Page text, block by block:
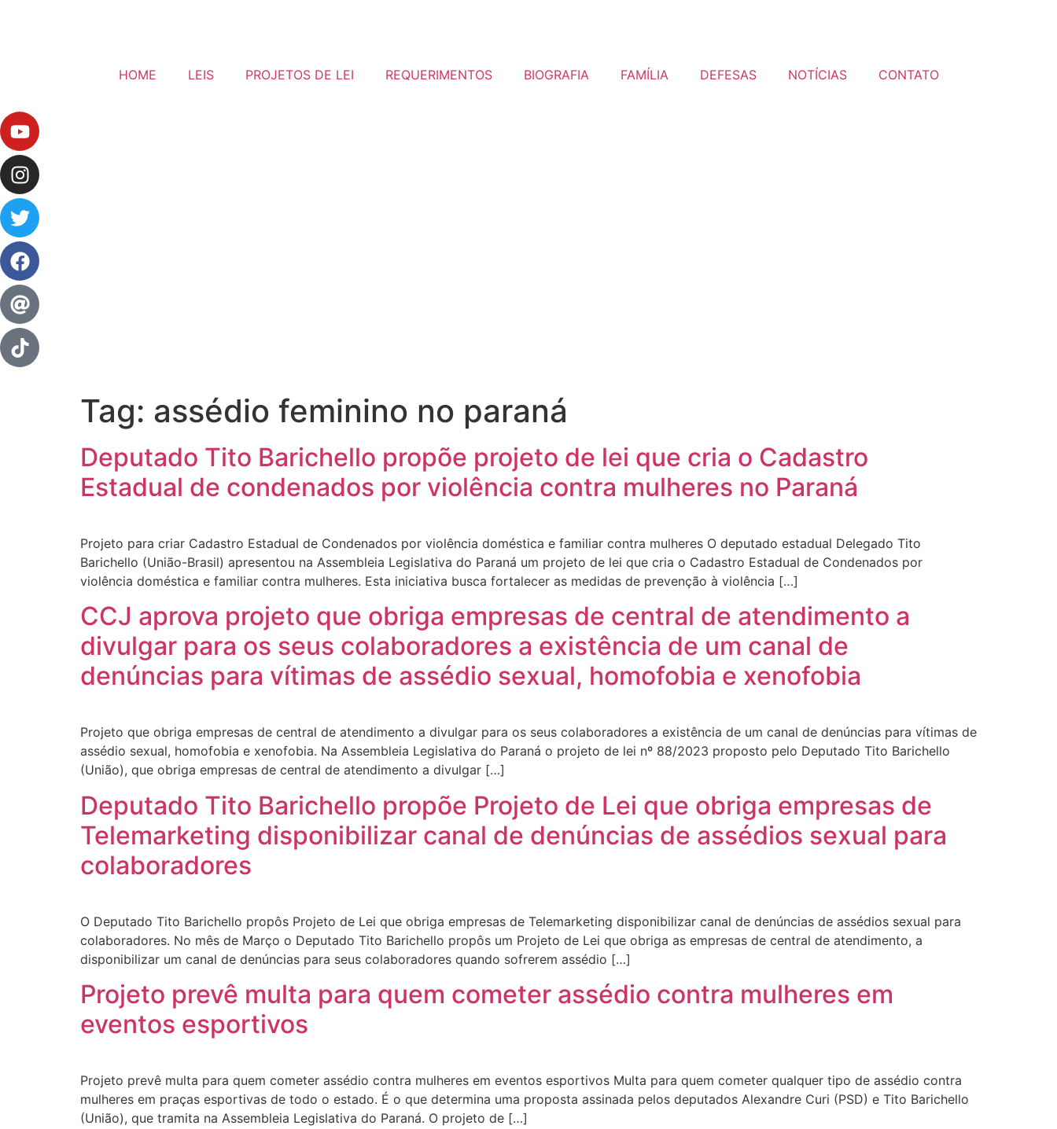
HOME LEIS PROJETOS DE LEI REQUERIMENTOS BIOGRAFIA FAMÍLIA DEFESAS NOTÍCIAS CONTATO
Tag: assédio feminino no paraná
Deputado Tito Barichello propõe projeto de lei que cria o Cadastro
Estadual de condenados por violência contra mulheres no Paraná
Projeto para criar Cadastro Estadual de Condenados por violência doméstica e familiar contra mulheres O deputado estadual Delegado Tito
Barichello (União-Brasil) apresentou na Assembleia Legislativa do Paraná um projeto de lei que cria o Cadastro Estadual de Condenados por
violência doméstica e familiar contra mulheres. Esta iniciativa busca fortalecer as medidas de prevenção à violência […]
CCJ aprova projeto que obriga empresas de central de atendimento a
divulgar para os seus colaboradores a existência de um canal de
denúncias para vítimas de assédio sexual, homofobia e xenofobia
Projeto que obriga empresas de central de atendimento a divulgar para os seus colaboradores a existência de um canal de denúncias para vítimas de
assédio sexual, homofobia e xenofobia. Na Assembleia Legislativa do Paraná o projeto de lei nº 88/2023 proposto pelo Deputado Tito Barichello
(União), que obriga empresas de central de atendimento a divulgar […]
Deputado Tito Barichello propõe Projeto de Lei que obriga empresas de
Telemarketing disponibilizar canal de denúncias de assédios sexual para
colaboradores
O Deputado Tito Barichello propôs Projeto de Lei que obriga empresas de Telemarketing disponibilizar canal de denúncias de assédios sexual para
colaboradores. No mês de Março o Deputado Tito Barichello propôs um Projeto de Lei que obriga as empresas de central de atendimento, a
disponibilizar um canal de denúncias para seus colaboradores quando sofrerem assédio […]
Projeto prevê multa para quem cometer assédio contra mulheres em
eventos esportivos
Projeto prevê multa para quem cometer assédio contra mulheres em eventos esportivos Multa para quem cometer qualquer tipo de assédio contra
mulheres em praças esportivas de todo o estado. É o que determina uma proposta assinada pelos deputados Alexandre Curi (PSD) e Tito Barichello
(União), que tramita na Assembleia Legislativa do Paraná. O projeto de […]